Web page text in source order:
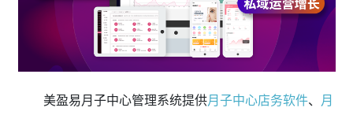
美盈易月子中心管理系统提供月子中心店务软件、 月